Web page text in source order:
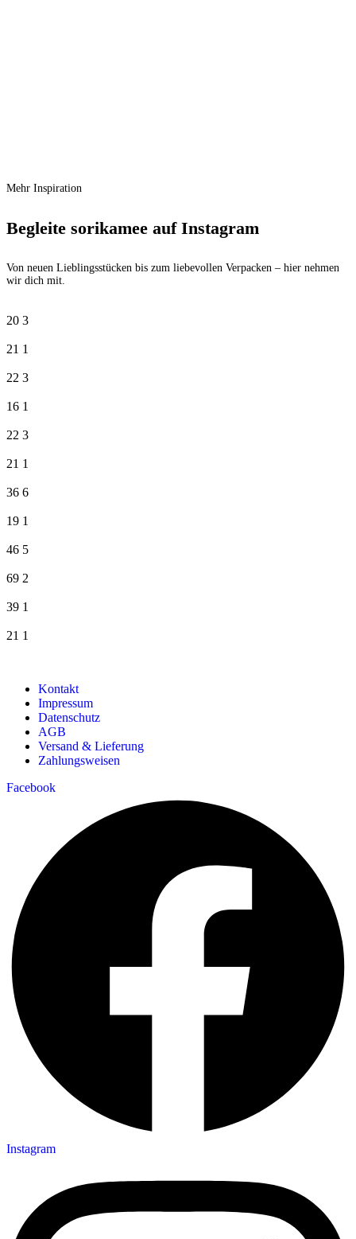
Mehr Inspiration
Begleite sorikamee auf Instagram
Von neuen Lieblingsstücken bis zum liebevollen Verpacken – hier nehmen
wir dich mit.
20 3
21 1
22 3
16 1
22 3
21 1
36 6
19 1
46 5
69 2
39 1
21 1
Kontakt
Impressum
Datenschutz
AGB
Versand & Lieferung
Zahlungsweisen
Facebook
Instagram